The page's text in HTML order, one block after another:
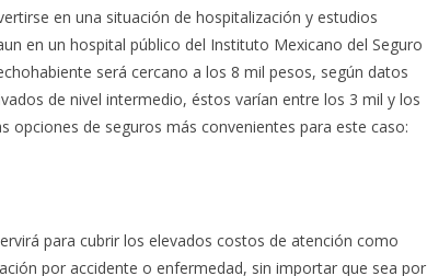
en una situación de hospitalización y estudios
en un hospital público del Instituto Mexicano del Seguro
será cercano a los 8 mil pesos, según datos
de nivel intermedio, éstos varían entre los 3 mil y los
opciones de seguros más convenientes para este caso:
para cubrir los elevados costos de atención como
por accidente o enfermedad, sin importar que sea por